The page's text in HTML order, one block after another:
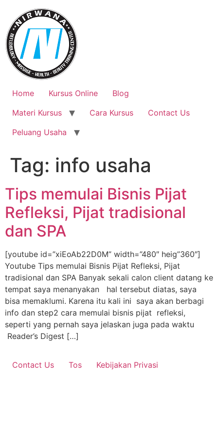
content
Home Kursus Online
Blog
Materi Kursus
Cara Kursus
Contact Us
Peluang Usaha
Tag: info usaha
Tips memulai Bisnis Pijat
Refleksi, Pijat tradisional
dan SPA
[youtube id=”xiEoAb22D0M” width=”480″ heig”360″]
Youtube Tips memulai Bisnis Pijat Refleksi, Pijat
tradisional dan SPA Banyak sekali calon client datang ke
tempat saya menanyakan hal tersebut diatas, saya
bisa memaklumi. Karena itu kali ini saya akan berbagi
info dan step2 cara memulai bisnis pijat refleksi,
seperti yang pernah saya jelaskan juga pada waktu
Reader’s Digest […]
Contact Us Tos Kebijakan Privasi